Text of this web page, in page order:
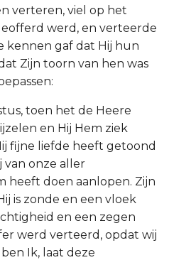
verteren, viel op het
werd, en verteerde
kennen gaf dat Hij hun
Zijn toorn van hen was
toen het de Heere
en Hij Hem ziek
fijne liefde heeft getoond
van onze aller
heeft doen aanlopen. Zijn
is zonde en een vloek
en een zegen
werd verteerd, opdat wij
Ik, laat deze